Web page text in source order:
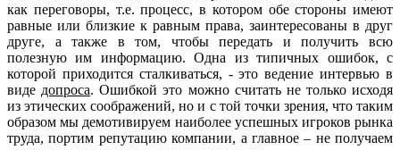
как переговоры, т.е. процесс, в котором обе стороны имеют
равные или близкие к равным права, заинтересованы в друг
друге, а также в том, чтобы передать и получить всю
полезную им информацию. Одна из типичных ошибок, с
которой приходится сталкиваться, - это ведение интервью в
видедопроса. Ошибкой это можно считать не только исходя
из этических соображений, но и с той точки зрения, что таким
образом мы демотивируем наиболее успешных игроков рынка
труда, портим репутацию компании, а главное – не получаем